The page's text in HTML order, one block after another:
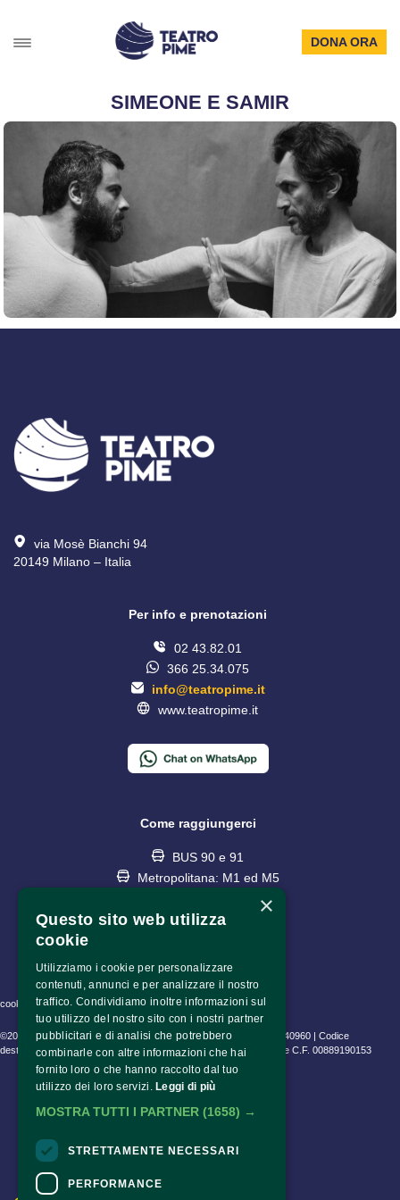
DONA ORA
SIMEONE E SAMIR
via Mosè Bianchi 94
20149 Milano – Italia
Per info e prenotazioni
02 43.82.01
366 25.34.075
info@teatropime.it
www.teatropime.it
Come raggiungerci
BUS 90 e 91
Metropolitana: M1 ed M5
fermata Lotto
cookie policy • privacy policy • informativa trattamento dati
©2023 Fondazione Pime Onlus C.F. 97486040153 e P.IVA 06630940960 | Codice
destinatario (SDI) SUBM70N | CEAM Srl P.IVA 10802530153 | Pime C.F. 00889190153
×
Questo sito web utilizza
cookie
Utilizziamo i cookie per personalizzare
contenuti, annunci e per analizzare il nostro
traffico. Condividiamo inoltre informazioni sul
tuo utilizzo del nostro sito con i nostri partner
pubblicitari e di analisi che potrebbero
combinarle con altre informazioni che hai
fornito loro o che hanno raccolto dal tuo
utilizzo dei loro servizi. Leggi di più
MOSTRA TUTTI I PARTNER (1658) →
STRETTAMENTE NECESSARI
PERFORMANCE